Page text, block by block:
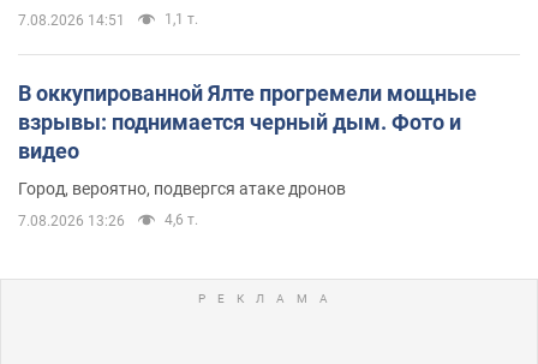
7.08.2026 14:51 1,1 т.
В оккупированной Ялте прогремели мощные
взрывы: поднимается черный дым. Фото и
видео
Город, вероятно, подвергся атаке дронов
7.08.2026 13:26 4,6 т.